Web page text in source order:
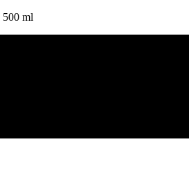
500 ml